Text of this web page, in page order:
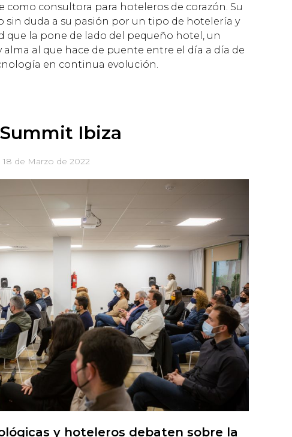
como consultora para hoteleros de corazón. Su
sin duda a su pasión por un tipo de hotelería y
que la pone de lado del pequeño hotel, un
al que hace de puente entre el día a día de
en continua evolución.
Ibiza
18 de Marzo de 2022
y hoteleros debaten sobre la